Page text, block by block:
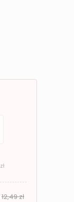
zł
12,49zł